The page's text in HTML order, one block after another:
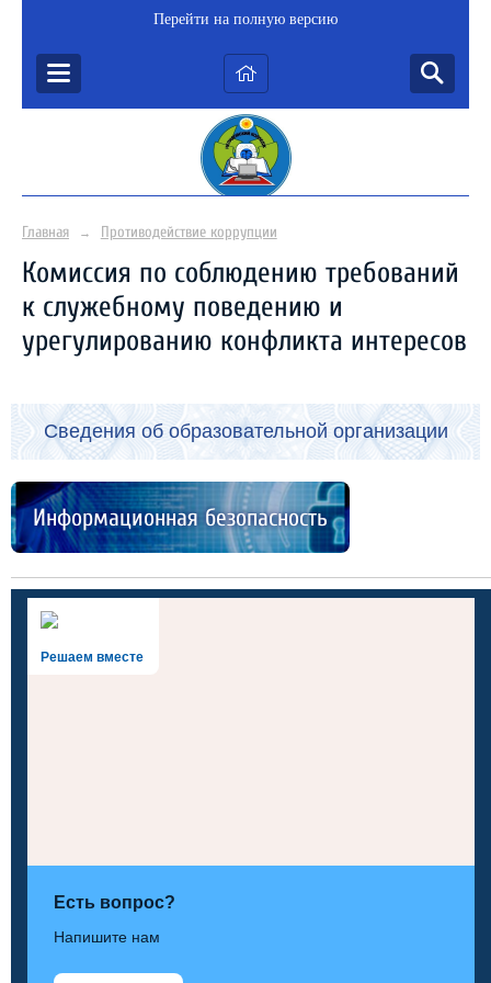
Перейти на полную версию
Главная → Противодействие коррупции
Комиссия по соблюдению требований
к служебному поведению и
урегулированию конфликта интересов
Сведения об образовательной организации
Информационная безопасность
Решаем вместе
Есть вопрос?
Напишите нам